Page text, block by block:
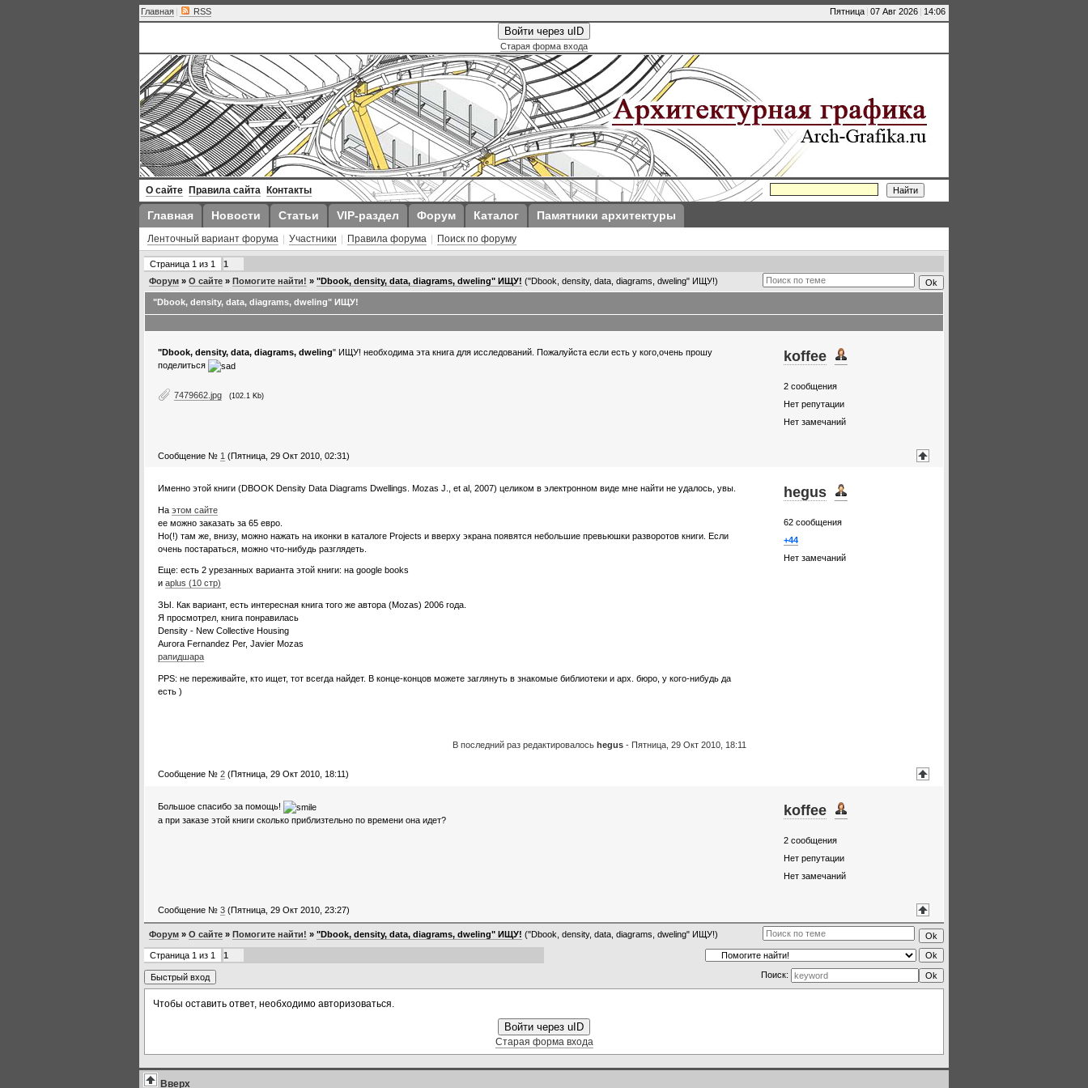
Пятница | 07 Авг 2026 | 14:06
Главная | RSS
Войти через uID
Старая форма входа
О сайте Правила сайта Контакты
Главная Новости Статьи VIP-раздел Форум Каталог Памятники архитектуры
Ленточный вариант форума Участники Правила форума Поиск по форуму
Страница 1 из 1
1
Форум » О сайте » Помогите найти! » "Dbook, density, data, diagrams, dweling" ИЩУ! ("Dbook, density, data, diagrams, dweling" ИЩУ!)
"Dbook, density, data, diagrams, dweling" ИЩУ!
"Dbook, density, data, diagrams, dweling" ИЩУ! необходима эта книга для исследований. Пожалуйста если есть у кого,очень прошу
поделиться
7479662.jpg (102.1 Kb)
koffee
2 сообщения
Нет репутации
Нет замечаний
Сообщение № 1 (Пятница, 29 Окт 2010, 02:31)
Именно этой книги (DBOOK Density Data Diagrams Dwellings. Mozas J., et al, 2007) целиком в электронном виде мне найти не удалось, увы.
На этом сайте
ее можно заказать за 65 евро.
Но(!) там же, внизу, можно нажать на иконки в каталоге Projects и вверху экрана появятся небольшие превьюшки разворотов книги. Если
очень постараться, можно что-нибудь разглядеть.
Еще: есть 2 урезанных варианта этой книги: на google books
и aplus (10 стр)
ЗЫ. Как вариант, есть интересная книга того же автора (Mozas) 2006 года.
Я просмотрел, книга понравилась
Density - New Collective Housing
Aurora Fernandez Per, Javier Mozas
рапидшара
PPS: не переживайте, кто ищет, тот всегда найдет. В конце-концов можете заглянуть в знакомые библиотеки и арх. бюро, у кого-нибудь да
есть )
В последний раз редактировалось hegus - Пятница, 29 Окт 2010, 18:11
hegus
62 сообщения
+44
Нет замечаний
Сообщение № 2 (Пятница, 29 Окт 2010, 18:11)
Большое спасибо за помощь!
а при заказе этой книги сколько приблизтельно по времени она идет?
koffee
2 сообщения
Нет репутации
Нет замечаний
Сообщение № 3 (Пятница, 29 Окт 2010, 23:27)
Форум » О сайте » Помогите найти! » "Dbook, density, data, diagrams, dweling" ИЩУ! ("Dbook, density, data, diagrams, dweling" ИЩУ!)
Страница 1 из 1
1
Поиск:
Чтобы оставить ответ, необходимо авторизоваться.
Войти через uID
Старая форма входа
Вверх